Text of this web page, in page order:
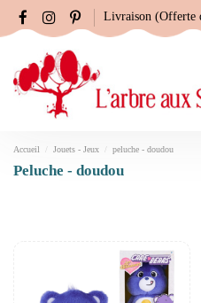
Livraison (Offerte
Accueil Jouets - Jeux peluche - doudou
peluche - doudou